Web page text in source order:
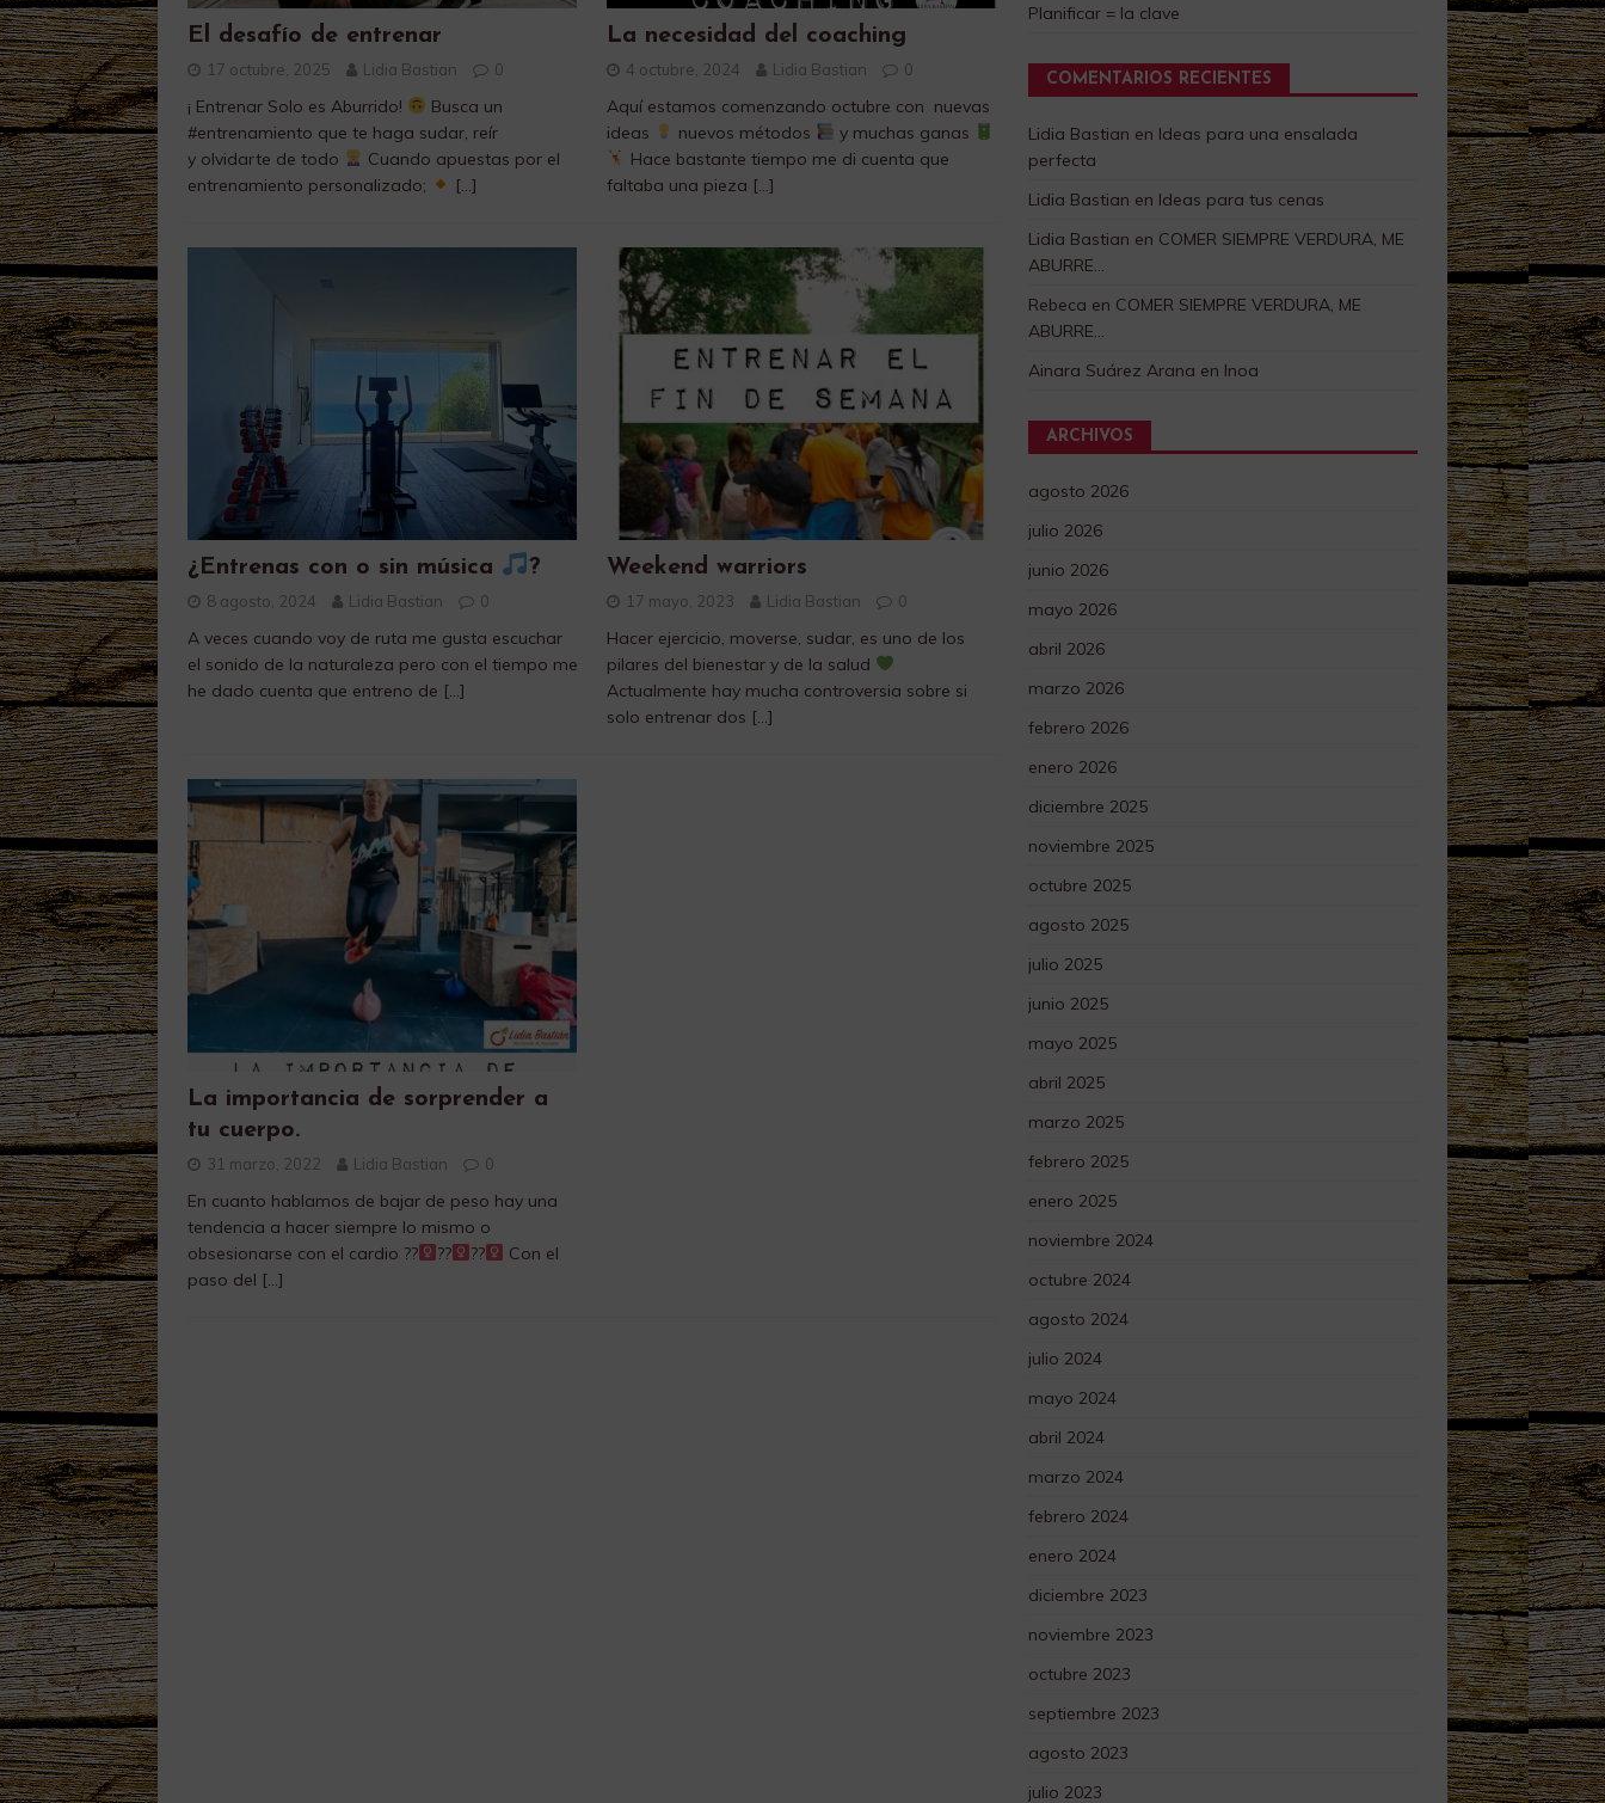
El desafío de entrenar
17 octubre, 2025 Lidia Bastian 0
¡ Entrenar Solo es Aburrido!
​Busca un
#entrenamiento que te haga sudar, reír
y olvidarte de todo
Cuando apuestas por el
entrenamiento personalizado;
[…]
La necesidad del coaching
4 octubre, 2024 Lidia Bastian 0
Aquí estamos comenzando octubre con nuevas
ideas
nuevos métodos
y muchas ganas
Hace bastante tiempo me di cuenta que
faltaba una pieza […]
¿Entrenas con o sin música ?
8 agosto, 2024 Lidia Bastian 0
A veces cuando voy de ruta me gusta escuchar
el sonido de la naturaleza pero con el tiempo me
he dado cuenta que entreno de […]
Weekend warriors
17 mayo, 2023 Lidia Bastian 0
Hacer ejercicio, moverse, sudar, es uno de los
pilares del bienestar y de la salud
Actualmente hay mucha controversia sobre si
solo entrenar dos […]
La importancia de sorprender a
tu cuerpo.
31 marzo, 2022 Lidia Bastian 0
En cuanto hablamos de bajar de peso hay una
tendencia a hacer siempre lo mismo o
obsesionarse con el cardio ??‍
??‍ ??‍
Con el
paso del […]
Planificar = la clave
COMENTARIOS RECIENTES
Lidia Bastian en Ideas para una ensalada
perfecta
Lidia Bastian en Ideas para tus cenas
Lidia Bastian en COMER SIEMPRE VERDURA, ME
ABURRE…
Rebeca en COMER SIEMPRE VERDURA, ME
ABURRE…
Ainara Suárez Arana en Inoa
ARCHIVOS
agosto 2026
julio 2026
junio 2026
mayo 2026
abril 2026
marzo 2026
febrero 2026
enero 2026
diciembre 2025
noviembre 2025
octubre 2025
agosto 2025
julio 2025
junio 2025
mayo 2025
abril 2025
marzo 2025
febrero 2025
enero 2025
noviembre 2024
octubre 2024
agosto 2024
julio 2024
mayo 2024
abril 2024
marzo 2024
febrero 2024
enero 2024
diciembre 2023
noviembre 2023
octubre 2023
septiembre 2023
agosto 2023
julio 2023